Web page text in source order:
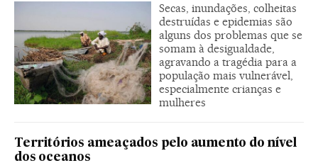
Secas, inundações, colheitas
destruídas e epidemias são
alguns dos problemas que se
somam à desigualdade,
agravando a tragédia para a
população mais vulnerável,
especialmente crianças e
mulheres
Territórios ameaçados pelo aumento do nível
dos oceanos